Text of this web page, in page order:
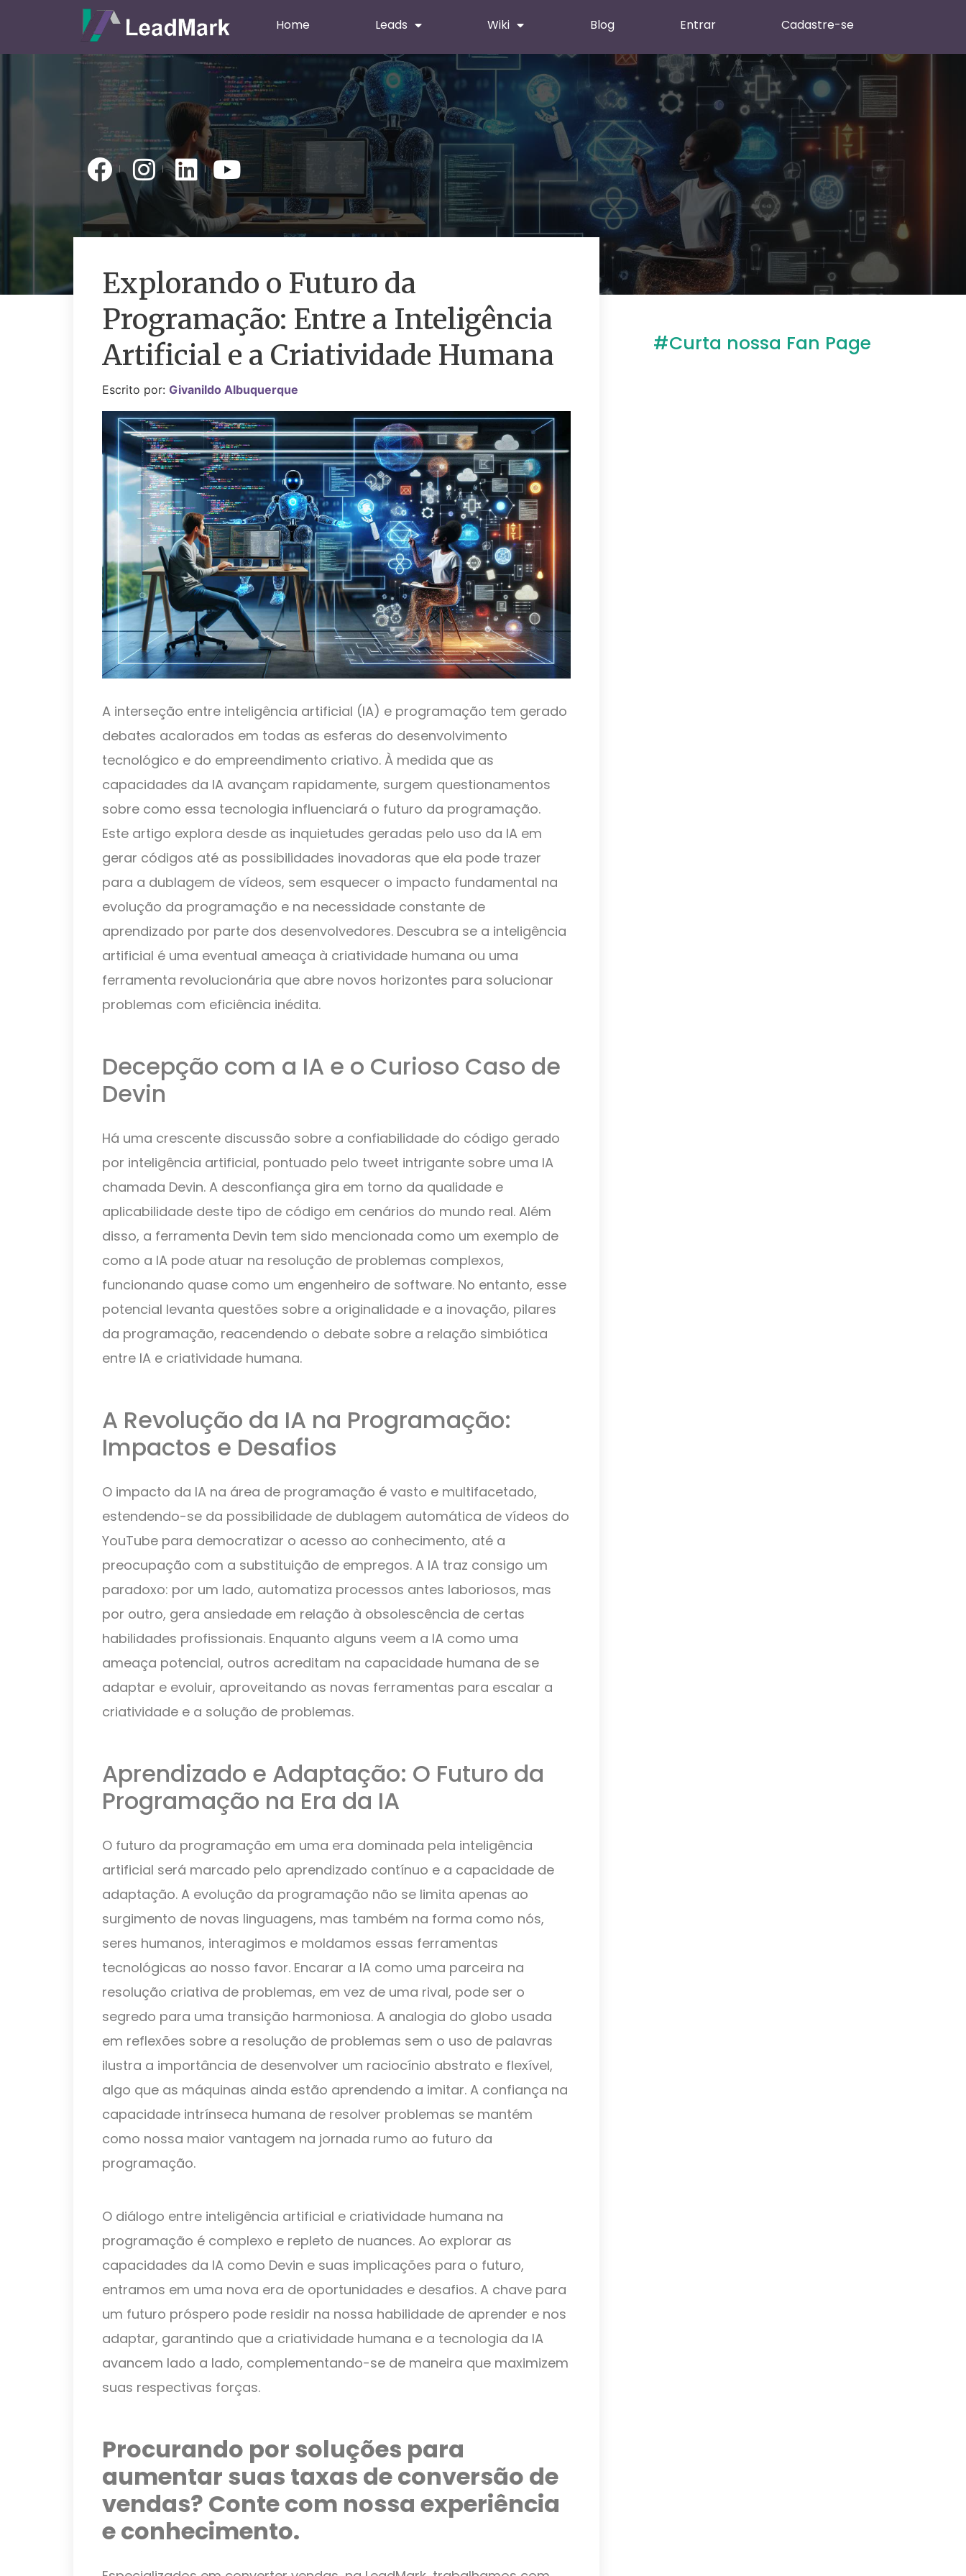
Home Leads Wiki Blog Entrar Cadastre-se
Explorando o Futuro da
Programação: Entre a Inteligência
Artificial e a Criatividade Humana
Escrito por: Givanildo Albuquerque
A interseção entre inteligência artificial (IA) e programação tem gerado
debates acalorados em todas as esferas do desenvolvimento
tecnológico e do empreendimento criativo. À medida que as
capacidades da IA avançam rapidamente, surgem questionamentos
sobre como essa tecnologia influenciará o futuro da programação.
Este artigo explora desde as inquietudes geradas pelo uso da IA em
gerar códigos até as possibilidades inovadoras que ela pode trazer
para a dublagem de vídeos, sem esquecer o impacto fundamental na
evolução da programação e na necessidade constante de
aprendizado por parte dos desenvolvedores. Descubra se a inteligência
artificial é uma eventual ameaça à criatividade humana ou uma
ferramenta revolucionária que abre novos horizontes para solucionar
problemas com eficiência inédita.
Decepção com a IA e o Curioso Caso de
Devin
Há uma crescente discussão sobre a confiabilidade do código gerado
por inteligência artificial, pontuado pelo tweet intrigante sobre uma IA
chamada Devin. A desconfiança gira em torno da qualidade e
aplicabilidade deste tipo de código em cenários do mundo real. Além
disso, a ferramenta Devin tem sido mencionada como um exemplo de
como a IA pode atuar na resolução de problemas complexos,
funcionando quase como um engenheiro de software. No entanto, esse
potencial levanta questões sobre a originalidade e a inovação, pilares
da programação, reacendendo o debate sobre a relação simbiótica
entre IA e criatividade humana.
A Revolução da IA na Programação:
Impactos e Desafios
O impacto da IA na área de programação é vasto e multifacetado,
estendendo-se da possibilidade de dublagem automática de vídeos do
YouTube para democratizar o acesso ao conhecimento, até a
preocupação com a substituição de empregos. A IA traz consigo um
paradoxo: por um lado, automatiza processos antes laboriosos, mas
por outro, gera ansiedade em relação à obsolescência de certas
habilidades profissionais. Enquanto alguns veem a IA como uma
ameaça potencial, outros acreditam na capacidade humana de se
adaptar e evoluir, aproveitando as novas ferramentas para escalar a
criatividade e a solução de problemas.
Aprendizado e Adaptação: O Futuro da
Programação na Era da IA
O futuro da programação em uma era dominada pela inteligência
artificial será marcado pelo aprendizado contínuo e a capacidade de
adaptação. A evolução da programação não se limita apenas ao
surgimento de novas linguagens, mas também na forma como nós,
seres humanos, interagimos e moldamos essas ferramentas
tecnológicas ao nosso favor. Encarar a IA como uma parceira na
resolução criativa de problemas, em vez de uma rival, pode ser o
segredo para uma transição harmoniosa. A analogia do globo usada
em reflexões sobre a resolução de problemas sem o uso de palavras
ilustra a importância de desenvolver um raciocínio abstrato e flexível,
algo que as máquinas ainda estão aprendendo a imitar. A confiança na
capacidade intrínseca humana de resolver problemas se mantém
como nossa maior vantagem na jornada rumo ao futuro da
programação.
O diálogo entre inteligência artificial e criatividade humana na
programação é complexo e repleto de nuances. Ao explorar as
capacidades da IA como Devin e suas implicações para o futuro,
entramos em uma nova era de oportunidades e desafios. A chave para
um futuro próspero pode residir na nossa habilidade de aprender e nos
adaptar, garantindo que a criatividade humana e a tecnologia da IA
avancem lado a lado, complementando-se de maneira que maximizem
suas respectivas forças.
Procurando por soluções para
aumentar suas taxas de conversão de
vendas? Conte com nossa experiência
e conhecimento.
#Curta nossa Fan Page